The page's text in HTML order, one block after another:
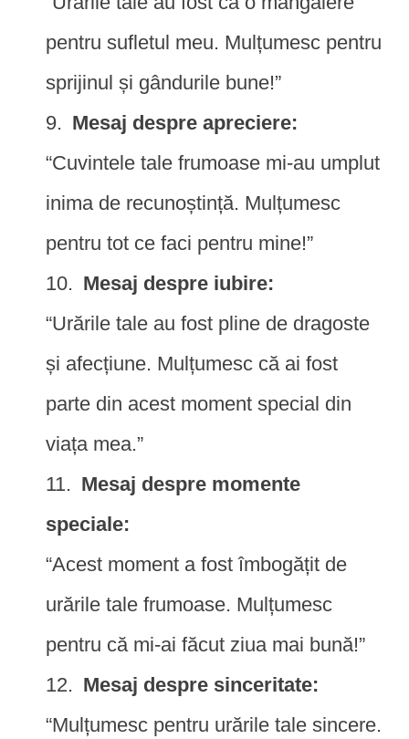
pentru sufletul meu. Mulțumesc pentru
sprijinul și gândurile bune!”
Mesaj despre apreciere:
“Cuvintele tale frumoase mi-au umplut
inima de recunoștință. Mulțumesc
pentru tot ce faci pentru mine!”
Mesaj despre iubire:
“Urările tale au fost pline de dragoste
și afecțiune. Mulțumesc că ai fost
parte din acest moment special din
viața mea.”
Mesaj despre momente
speciale:
“Acest moment a fost îmbogățit de
urările tale frumoase. Mulțumesc
pentru că mi-ai făcut ziua mai bună!”
Mesaj despre sinceritate:
“Mulțumesc pentru urările tale sincere.